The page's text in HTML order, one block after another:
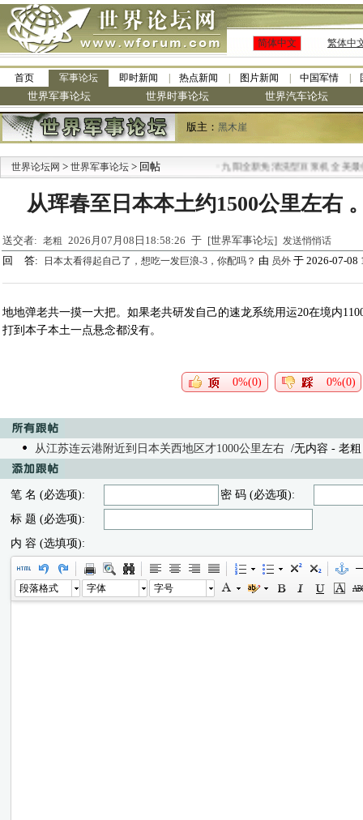
简体中文 繁体中
首页 军事论坛 即时新闻 热点新闻 图片新闻 中国军情
世界军事论坛 世界时事论坛 世界汽车论坛
版主： 黑木崖
世界论坛网 > 世界军事论坛 > 回帖 九阳全新免清洗型豆浆机 全美最低
从珲春至日本本土约1500公里左右
送交者: 老粗 2026月07月08日18:58:26 于 [世界军事论坛] 发送悄悄话
回 答: 日本太看得起自己了，想吃一发巨浪-3，你配吗？ 由 员外 于 2026-07-08
地地弹老共一摸一大把。如果老共研发自己的速龙系统用运20在境内
打到本子本土一点悬念都没有。
0%(0) 0%(0)
从江苏连云港附近到日本关西地区才1000公里左右 /无内容 - 老粗
笔 名 (必选项):
密 码 (必选项):
标 题 (必选项):
内 容 (选填项):
段落格式 字体 字号